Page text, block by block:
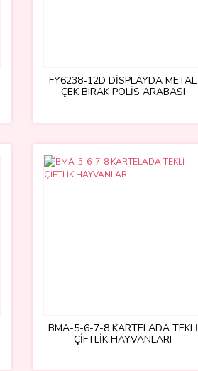
FY6238-12D DİSPLAYDA METAL
ÇEK BIRAK POLİS ARABASI
BMA-5-6-7-8 KARTELADA TEKLİ
ÇİFTLİK HAYVANLARI